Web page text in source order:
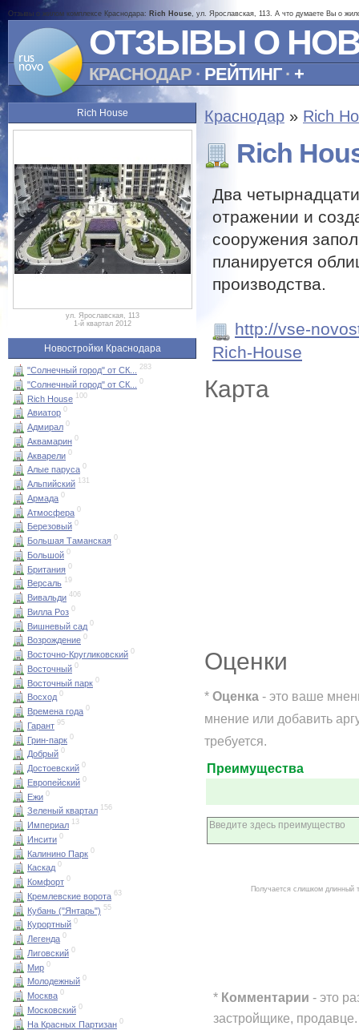
Отзывы о жилом комплексе Краснодара: Rich House, ул. Ярославская, 113. А что думаете Вы о
ОТЗЫВЫ О
КРАСНОДАР · РЕЙТИНГ· +
Rich House
ул. Ярославская, 113
1-й квартал 2012
Новостройки Краснодара
"Солнечный город" от СК... 283
"Солнечный город" от СК... 0
Rich House 100
Авиатор 0
Адмирал 0
Аквамарин 0
Акварели 0
Алые паруса 0
Альпийский 131
Армада 0
Атмосфера 0
Березовый 0
Большая Таманская 0
Большой 0
Британия 0
Версаль 19
Вивальди 406
Вилла Роз 0
Вишневый сад 0
Возрождение 0
Восточно-Кругликовский 0
Восточный 0
Восточный парк 0
Восход 0
Времена года 0
Гарант 95
Грин-парк 0
Добрый 0
Достоевский 0
Европейский 0
Ежи 0
Зеленый квартал 156
Империал 13
Инсити 0
Калинино Парк 0
Каскад 0
Комфорт 0
Кремлевские ворота 63
Кубань ("Янтарь") 55
Курортный 0
Легенда 0
Лиговский 0
Мир 0
Молодежный 0
Москва 0
Московский 0
На Красных Партизан 0
Краснодар » Rich
Rich
Два
отражении и
сооружения
планируется
производства.
http://vse-
Rich-House
Карта
Оценки
* Оценка - это ваше
мнение или добавить
требуется.
Преимущества
Получается слишком длинный
* Комментарии - это
застройщике,